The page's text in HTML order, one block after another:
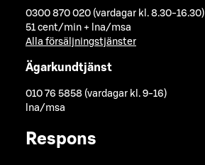
0300 870 020 (vardagar kl. 8.30-16.30)
51 cent/min + lna/msa
Alla försäljningstjänster
Ägarkundtjänst
010 76 5858 (vardagar kl. 9-16)
lna/msa
Respons